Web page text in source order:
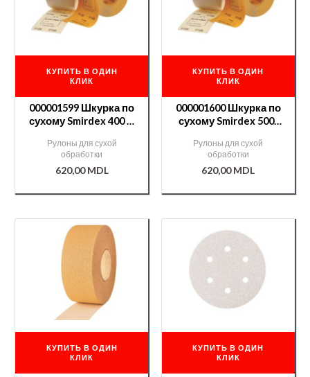
КУПИТЬ В ОДИН
КЛИК
000001599 Шкурка по
сухому Smirdex 400 —
Рулоны для сухой
обработки
620,00MDL
КУПИТЬ В ОДИН
КЛИК
000001600 Шкурка по
сухому Smirdex 500-
Рулоны для сухой
обработки
620,00MDL
КУПИТЬ В ОДИН
КЛИК
КУПИТЬ В ОДИН
КЛИК